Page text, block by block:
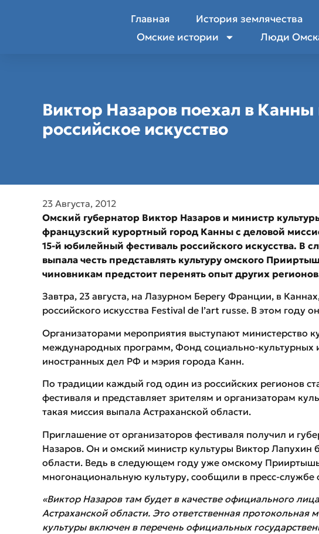
Главная История землячества
Омские истории
Люди
Виктор Назаров поехал в Канны
российское искусство
23 Августа, 2012
Омский губернатор Виктор Назаров и министр
французский курортный город Канны с деловой
15-й юбилейный фестиваль российского искусства. В
выпала честь представлять культуру омского
чиновникам предстоит перенять опыт других
Завтра, 23 августа, на Лазурном Берегу Франции, в
российского искусства Festival de l’art russe. В этом году
Организаторами мероприятия выступают министерство
международных программ, Фонд социально-культурных
иностранных дел РФ и мэрия города Канн.
По традиции каждый год один из российских регионов
фестиваля и представляет зрителям и организаторам
такая миссия выпала Астраханской области.
Приглашение от организаторов фестиваля получил и
Назаров. Он и омский министр культуры Виктор Лапухин
области. Ведь в следующем году уже омскому
многонациональную культуру, сообщили в пресс-службе
«Виктор Назаров там будет в качестве официального
Астраханской области. Это ответственная протокольная
культуры включен в перечень официальных